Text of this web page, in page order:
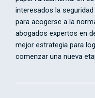
interesados la
para acogerse a la
abogados expertos en
mejor estrategia para
comenzar una nueva